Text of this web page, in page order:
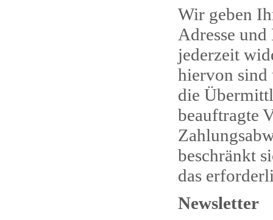
Wir geben
Adresse
jederzeit
hiervon sind
die
beauftragte
beschränkt
das
Newsletter